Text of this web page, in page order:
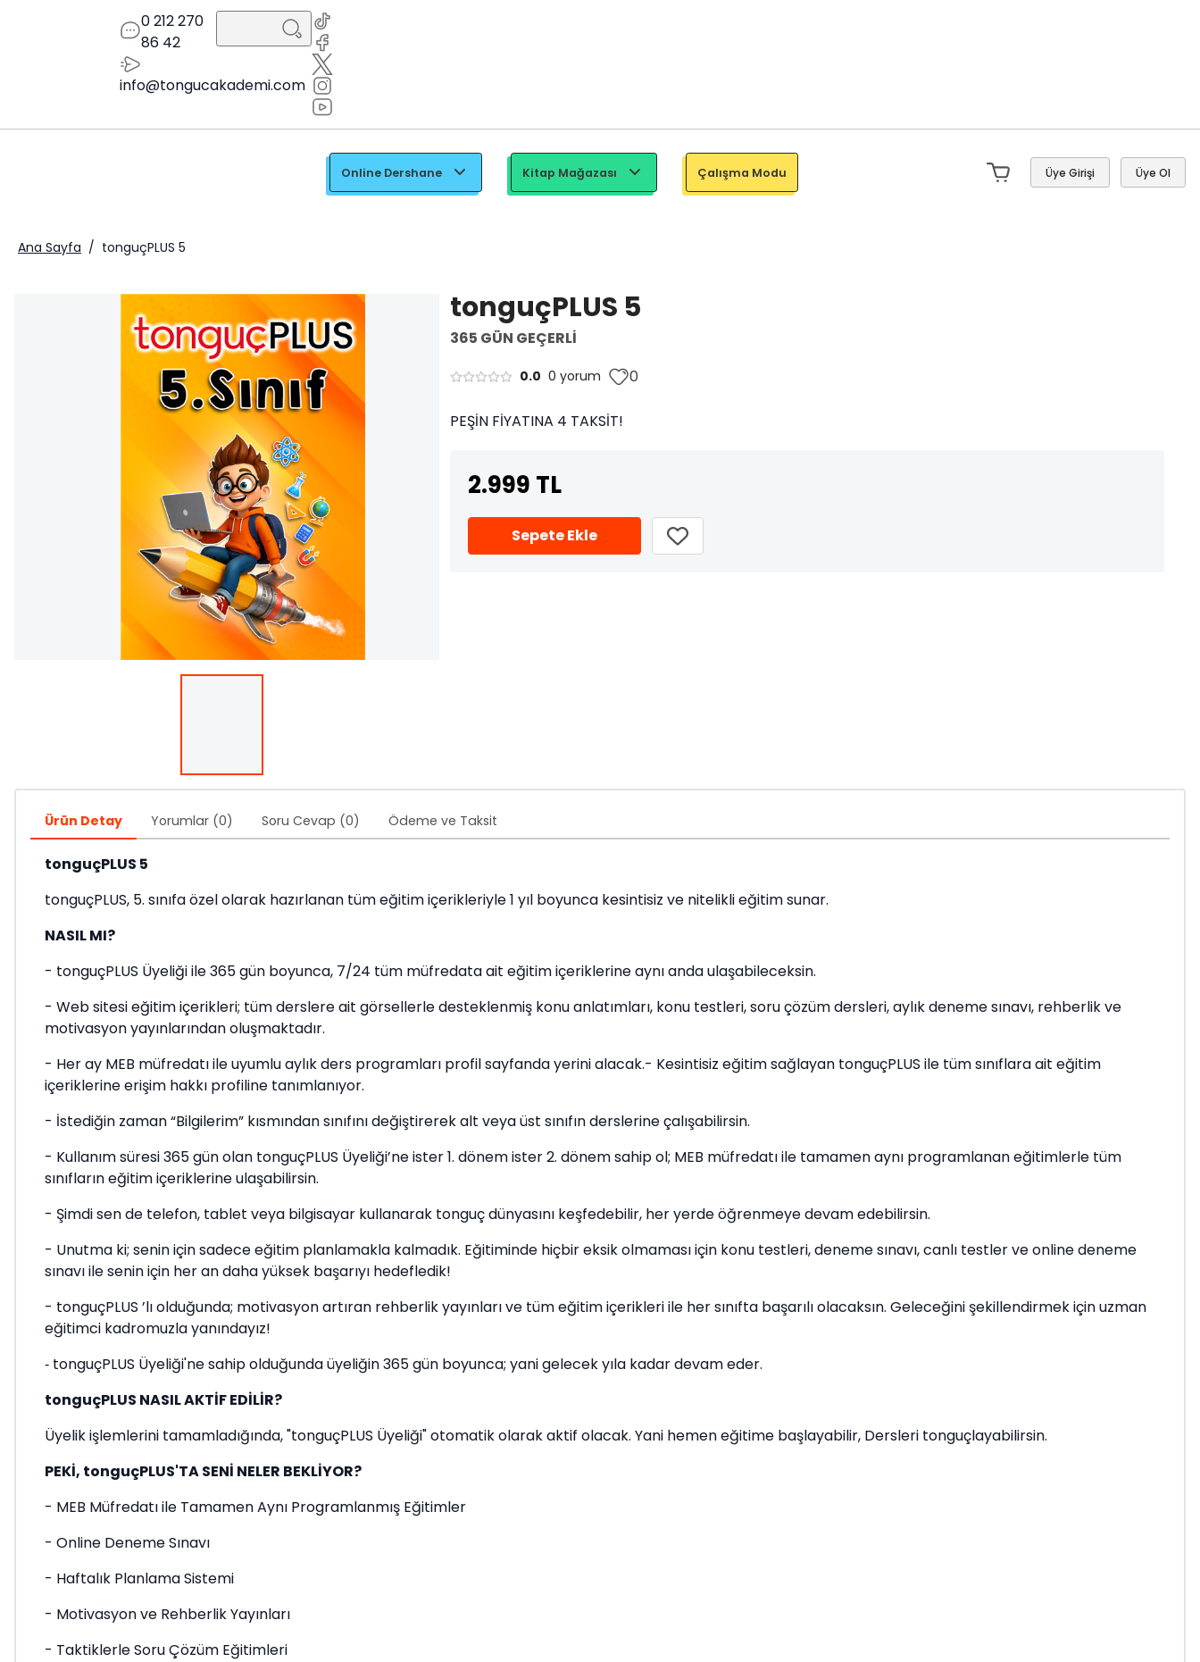
0 212 270
86 42
info@tongucakademi.com
Online Dershane Kitap Mağazası Çalışma Modu Üye Girişi Üye Ol
Ana Sayfa / tonguçPLUS 5
tonguçPLUS 5
365 GÜN GEÇERLİ
0.0 0 yorum 0
PEŞİN FİYATINA 4 TAKSİT!
2.999 TL
Sepete Ekle
Ürün Detay Yorumlar (0) Soru Cevap (0) Ödeme ve Taksit
tonguçPLUS 5
tonguçPLUS, 5. sınıfa özel olarak hazırlanan tüm eğitim içerikleriyle 1 yıl boyunca kesintisiz ve nitelikli eğitim sunar.
NASIL MI?
- tonguçPLUS Üyeliği ile 365 gün boyunca, 7/24 tüm müfredata ait eğitim içeriklerine aynı anda ulaşabileceksin.
- Web sitesi eğitim içerikleri; tüm derslere ait görsellerle desteklenmiş konu anlatımları, konu testleri, soru çözüm dersleri, aylık deneme sınavı, rehberlik ve
motivasyon yayınlarından oluşmaktadır.
- Her ay MEB müfredatı ile uyumlu aylık ders programları profil sayfanda yerini alacak.- Kesintisiz eğitim sağlayan tonguçPLUS ile tüm sınıflara ait eğitim
içeriklerine erişim hakkı profiline tanımlanıyor.
- İstediğin zaman “Bilgilerim” kısmından sınıfını değiştirerek alt veya üst sınıfın derslerine çalışabilirsin.
- Kullanım süresi 365 gün olan tonguçPLUS Üyeliği’ne ister 1. dönem ister 2. dönem sahip ol; MEB müfredatı ile tamamen aynı programlanan eğitimlerle tüm
sınıfların eğitim içeriklerine ulaşabilirsin.
- Şimdi sen de telefon, tablet veya bilgisayar kullanarak tonguç dünyasını keşfedebilir, her yerde öğrenmeye devam edebilirsin.
- Unutma ki; senin için sadece eğitim planlamakla kalmadık. Eğitiminde hiçbir eksik olmaması için konu testleri, deneme sınavı, canlı testler ve online deneme
sınavı ile senin için her an daha yüksek başarıyı hedefledik!
- tonguçPLUS ’lı olduğunda; motivasyon artıran rehberlik yayınları ve tüm eğitim içerikleri ile her sınıfta başarılı olacaksın. Geleceğini şekillendirmek için uzman
eğitimci kadromuzla yanındayız!
- tonguçPLUS Üyeliği'ne sahip olduğunda üyeliğin 365 gün boyunca; yani gelecek yıla kadar devam eder.
tonguçPLUS NASIL AKTİF EDİLİR?
Üyelik işlemlerini tamamladığında, "tonguçPLUS Üyeliği" otomatik olarak aktif olacak. Yani hemen eğitime başlayabilir, Dersleri tonguçlayabilirsin.
PEKİ, tonguçPLUS'TA SENİ NELER BEKLİYOR?
- MEB Müfredatı ile Tamamen Aynı Programlanmış Eğitimler
- Online Deneme Sınavı
- Haftalık Planlama Sistemi
- Motivasyon ve Rehberlik Yayınları
- Taktiklerle Soru Çözüm Eğitimleri